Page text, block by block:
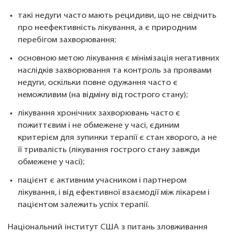
такі недуги часто мають рецидиви, що не свідчить
про неефективність лікування, а є природним
перебігом захворювання;
основною метою лікування є мінімізація негативних
наслідків захворювання та контроль за проявами
недуги, оскільки повне одужання часто є
неможливим (на відміну від гострого стану);
лікування хронічних захворювань часто є
пожиттєвим і не обмежене у часі, єдиним
критерієм для зупинки терапії є стан хворого, а не
її тривалість (лікування гострого стану завжди
обмежене у часі);
пацієнт є активним учасником і партнером
лікування, і від ефективної взаємодії між лікарем і
пацієнтом залежить успіх терапії.
Національний інститут США з питань зловживання